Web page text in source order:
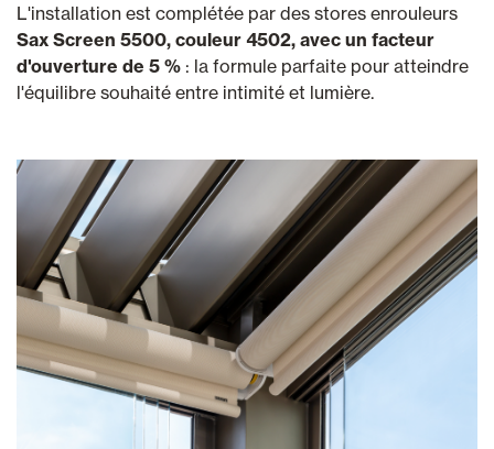
L'installation est complétée par des stores enrouleurs
Sax Screen 5500, couleur 4502, avec un facteur
d'ouverture de 5 % : la formule parfaite pour atteindre
l'équilibre souhaité entre intimité et lumière.